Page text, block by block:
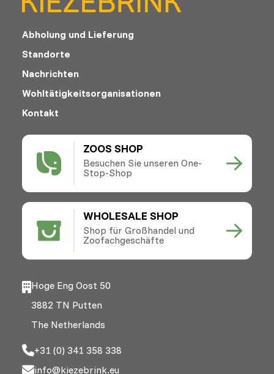
ZOOS SHOP
Besuchen Sie unseren One-
Stop-Shop
WHOLESALE SHOP
Shop für Großhandel und
Zoofachgeschäfte
Abholung und Lieferung
Standorte
Nachrichten
Wohltätigkeitsorganisationen
Kontakt
Hoge Eng Oost 50
3882 TN Putten
The Netherlands
+31 (0) 341 358 338
info@kiezebrink.eu